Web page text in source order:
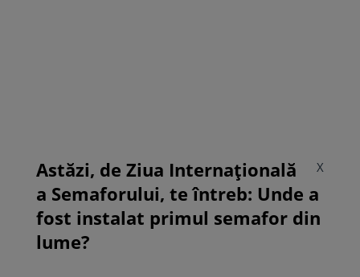
X
Astăzi, de Ziua Internațională
a Semaforului, te întreb: Unde a
fost instalat primul semafor din
lume?